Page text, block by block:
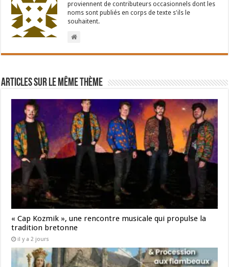
proviennent de contributeurs occasionnels dont les
noms sont publiés en corps de texte s'ils le
souhaitent.
Articles sur le même thème
« Cap Kozmik », une rencontre musicale qui propulse la
tradition bretonne
il y a 2 jours